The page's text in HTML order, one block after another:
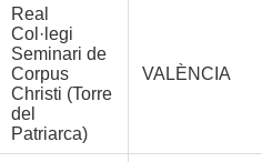
Real
Col·legi
Seminari de
Corpus
Christi (Torre
del
Patriarca)
VALÈNCIA